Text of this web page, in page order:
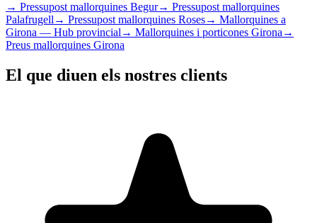
→ Pressupost mallorquines Begur→ Pressupost mallorquines
Palafrugell → Pressupost mallorquines Roses→ Mallorquines a
Girona — Hub provincial → Mallorquines i porticones Girona →
Preus mallorquines Girona
El que diuen els nostres clients